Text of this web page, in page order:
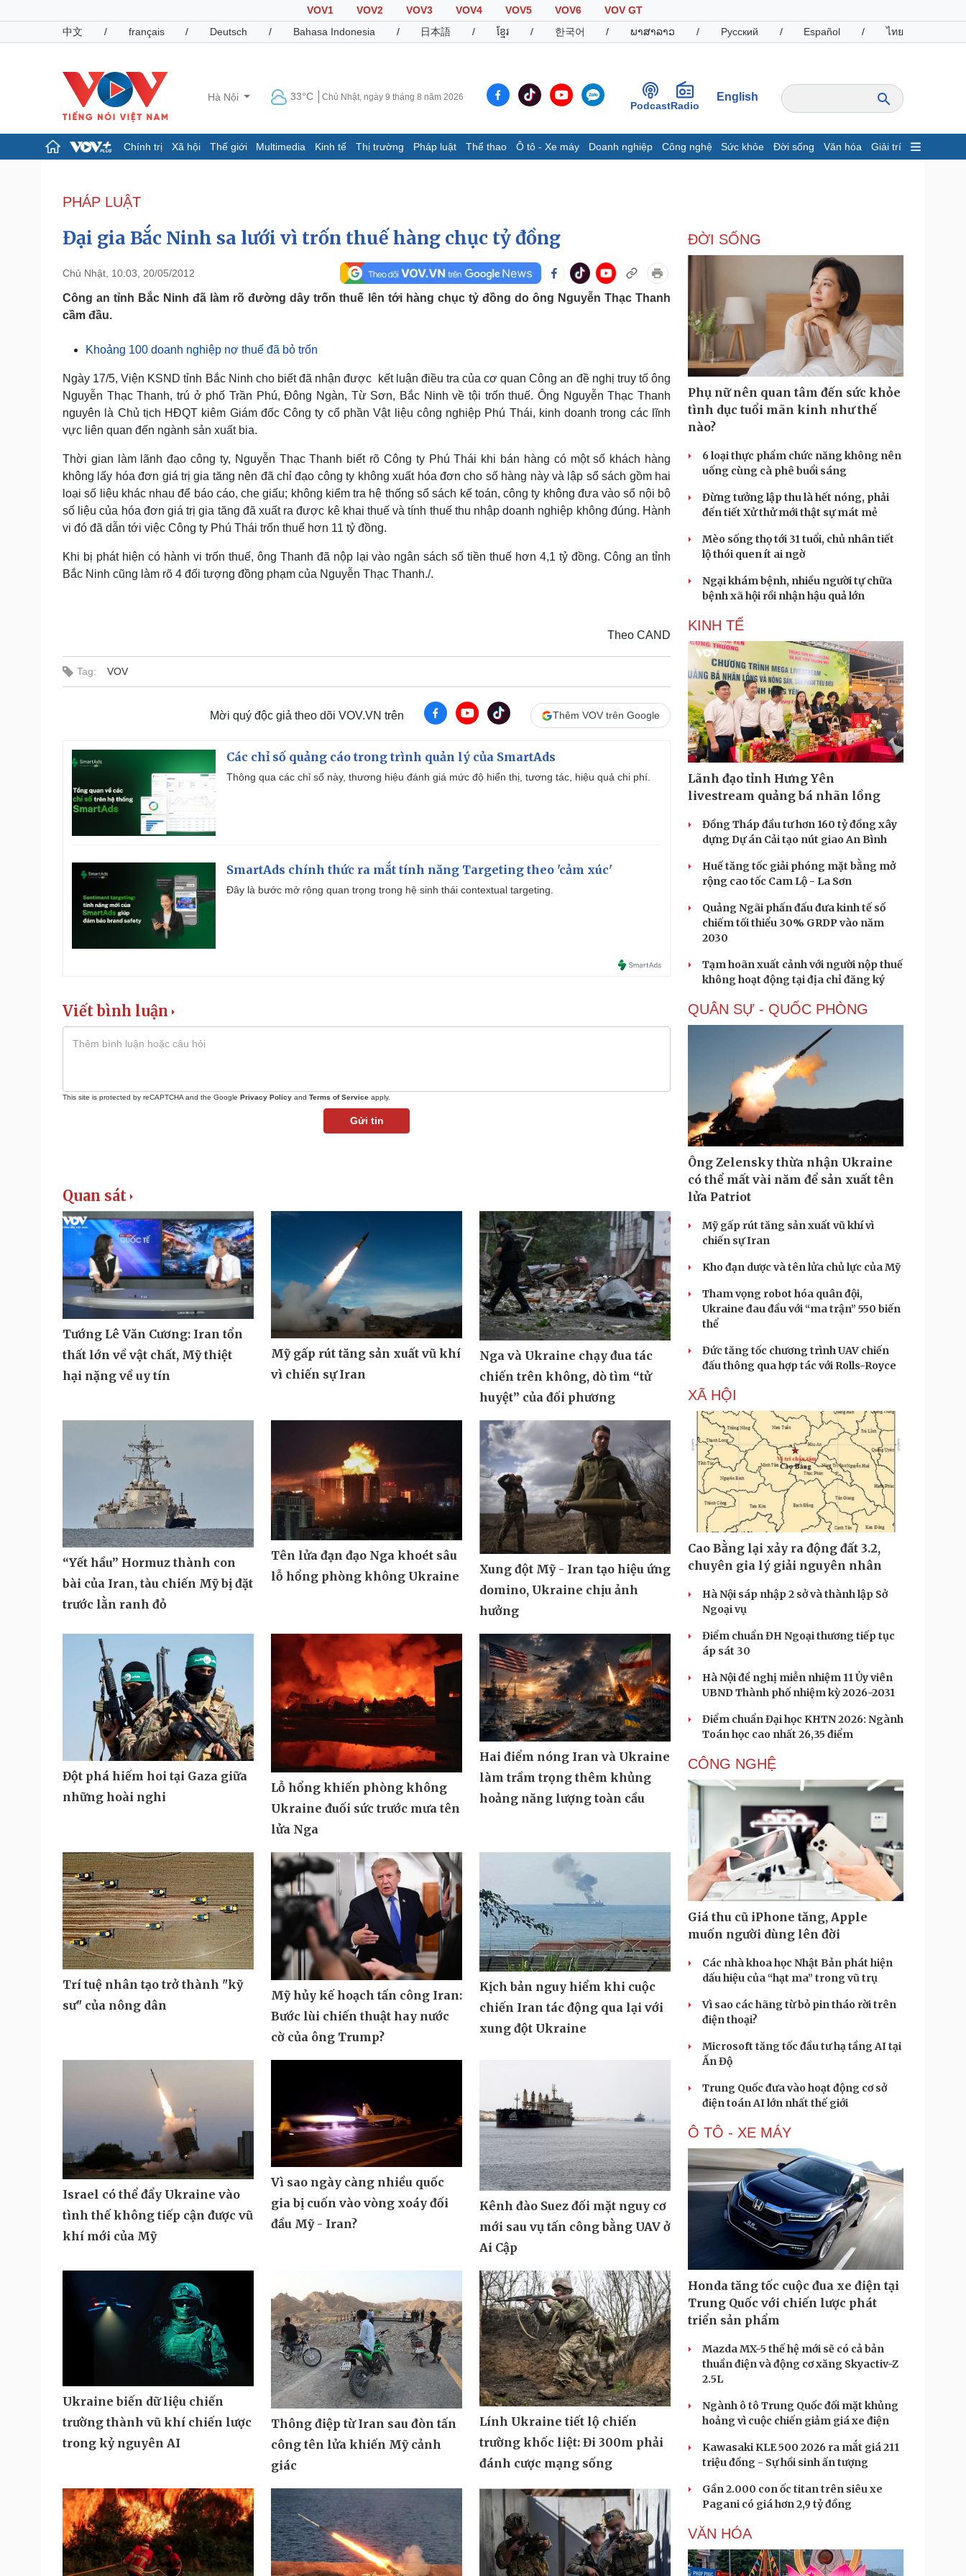
VOV1 VOV2 VOV3 VOV4 VOV5 VOV6
VOV GT
中文
/ français / Deutsch / Bahasa Indonesia / 日本語 / ខ្មែរ / 한국어 / ພາສາລາວ / Русский / Español / ไทย
Hà Nội 33°C Chủ Nhật, ngày 9 tháng 8 năm 2026
PodcastRadio
English
Chính trị Xã hội Thế giới Multimedia Kinh tế Thị trường Pháp luật Thể thao Ô tô - Xe máy Doanh nghiệp Công nghệ Sức khỏe Đời sống Văn hóa Giải trí
Đảng
Tổ chức nhân sự
Nhận diện sự thật
Dấu ấn VOV
E-Magazine
Infographic
Giá cà phê
Pháp luật
Vụ án
Tư vấn luật
Quân sự - Quốc phòng
Phân tích
Thể thao
Hậu trường
Ô tô - Xe máy
Doanh nghiệp
Thông tin doanh nghiệp
Doanh nghiệp 24h
Vì cộng đồng
Công nghệ
Sành điệu
Tin Công nghệ
Trải nghiệm
Chuyển đổi số
Sức khỏe
Dinh dưỡng - món ngon
Cây thuốc
Nhi khoa
Nam khoa
Làm đẹp - giảm cân
Phòng mạch online
Ăn sạch sống khỏe
Đời sống
Nhà đẹp
Blog
Văn hóa
Sân khấu - Điện ảnh
Di sản
Giải trí
Nghệ sĩ
Du lịch
Tư vấn
Podcast
Cửa sổ tình yêu
Kể chuyện cho bé
Hạt giống tâm hồn
Cải chính
PHÁP LUẬT
Đại gia Bắc Ninh sa lưới vì trốn thuế hàng chục tỷ đồng
Chủ Nhật, 10:03, 20/05/2012
Công an tỉnh Bắc Ninh đã làm rõ đường dây trốn thuế lên tới hàng chục tỷ đồng do ông Nguyễn Thạc Thanh
cầm đầu.
Khoảng 100 doanh nghiệp nợ thuế đã bỏ trốn
Ngày 17/5, Viện KSND tỉnh Bắc Ninh cho biết đã nhận được kết luận điều tra của cơ quan Công an đề nghị truy tố ông
Nguyễn Thạc Thanh, trú ở phố Trần Phú, Đông Ngàn, Từ Sơn, Bắc Ninh về tội trốn thuế. Ông Nguyễn Thạc Thanh
nguyên là Chủ tịch HĐQT kiêm Giám đốc Công ty cổ phần Vật liệu công nghiệp Phú Thái, kinh doanh trong các lĩnh
vực liên quan đến ngành sản xuất bia.
Thời gian làm lãnh đạo công ty, Nguyễn Thạc Thanh biết rõ Công ty Phú Thái khi bán hàng có một số khách hàng
không lấy hóa đơn giá trị gia tăng nên đã chỉ đạo công ty không xuất hóa đơn cho số hàng này và lập sổ sách gồm hai
loại số liệu khác nhau để báo cáo, che giấu; không kiểm tra hệ thống sổ sách kế toán, công ty không đưa vào sổ nội bộ
số liệu của hóa đơn giá trị gia tăng đã xuất ra được kê khai thuế và tính thuế thu nhập doanh nghiệp không đúng. Hành
vi đó đã dẫn tới việc Công ty Phú Thái trốn thuế hơn 11 tỷ đồng.
Khi bị phát hiện có hành vi trốn thuế, ông Thanh đã nộp lại vào ngân sách số tiền thuế hơn 4,1 tỷ đồng. Công an tỉnh
Bắc Ninh cũng làm rõ 4 đối tượng đồng phạm của Nguyễn Thạc Thanh./.
Theo CAND
Tag: VOV
Mời quý độc giả theo dõi VOV.VN trên Thêm VOV trên Google
Các chỉ số quảng cáo trong trình quản lý của SmartAds
Thông qua các chỉ số này, thương hiệu đánh giá mức độ hiển thị, tương tác, hiệu quả chi phí.
SmartAds chính thức ra mắt tính năng Targeting theo 'cảm xúc'
Đây là bước mở rộng quan trọng trong hệ sinh thái contextual targeting.
Viết bình luận
This site is protected by reCAPTCHA and the Google Privacy Policy and Terms of Service apply.
Gửi tin
Quan sát
Tướng Lê Văn Cương: Iran tổn
thất lớn về vật chất, Mỹ thiệt
hại nặng về uy tín
Mỹ gấp rút tăng sản xuất vũ khí
vì chiến sự Iran
Nga và Ukraine chạy đua tác
chiến trên không, dò tìm “tử
huyệt” của đối phương
“Yết hầu” Hormuz thành con
bài của Iran, tàu chiến Mỹ bị đặt
trước lằn ranh đỏ
Tên lửa đạn đạo Nga khoét sâu
lỗ hổng phòng không Ukraine
Xung đột Mỹ - Iran tạo hiệu ứng
domino, Ukraine chịu ảnh
hưởng
Đột phá hiếm hoi tại Gaza giữa
những hoài nghi
Lỗ hổng khiến phòng không
Ukraine đuối sức trước mưa tên
lửa Nga
Hai điểm nóng Iran và Ukraine
làm trầm trọng thêm khủng
hoảng năng lượng toàn cầu
Trí tuệ nhân tạo trở thành "kỹ
sư" của nông dân
Mỹ hủy kế hoạch tấn công Iran:
Bước lùi chiến thuật hay nước
cờ của ông Trump?
Kịch bản nguy hiểm khi cuộc
chiến Iran tác động qua lại với
xung đột Ukraine
Israel có thể đẩy Ukraine vào
tình thế không tiếp cận được vũ
khí mới của Mỹ
Vì sao ngày càng nhiều quốc
gia bị cuốn vào vòng xoáy đối
đầu Mỹ - Iran?
Kênh đào Suez đối mặt nguy cơ
mới sau vụ tấn công bằng UAV ở
Ai Cập
Ukraine biến dữ liệu chiến
trường thành vũ khí chiến lược
trong kỷ nguyên AI
Thông điệp từ Iran sau đòn tấn
công tên lửa khiến Mỹ cảnh
giác
Lính Ukraine tiết lộ chiến
trường khốc liệt: Đi 300m phải
đánh cược mạng sống
ĐỜI SỐNG
Phụ nữ nên quan tâm đến sức khỏe
tình dục tuổi mãn kinh như thế
nào?
6 loại thực phẩm chức năng không nên
uống cùng cà phê buổi sáng
Đừng tưởng lập thu là hết nóng, phải
đến tiết Xử thử mới thật sự mát mẻ
Mèo sống thọ tới 31 tuổi, chủ nhân tiết
lộ thói quen ít ai ngờ
Ngại khám bệnh, nhiều người tự chữa
bệnh xã hội rồi nhận hậu quả lớn
KINH TẾ
Lãnh đạo tỉnh Hưng Yên
livestream quảng bá nhãn lồng
Đồng Tháp đầu tư hơn 160 tỷ đồng xây
dựng Dự án Cải tạo nút giao An Bình
Huế tăng tốc giải phóng mặt bằng mở
rộng cao tốc Cam Lộ - La Sơn
Quảng Ngãi phấn đấu đưa kinh tế số
chiếm tối thiểu 30% GRDP vào năm
2030
Tạm hoãn xuất cảnh với người nộp thuế
không hoạt động tại địa chỉ đăng ký
QUÂN SỰ - QUỐC PHÒNG
Ông Zelensky thừa nhận Ukraine
có thể mất vài năm để sản xuất tên
lửa Patriot
Mỹ gấp rút tăng sản xuất vũ khí vì
chiến sự Iran
Kho đạn dược và tên lửa chủ lực của Mỹ
Tham vọng robot hóa quân đội,
Ukraine đau đầu với “ma trận” 550 biến
thể
Đức tăng tốc chương trình UAV chiến
đấu thông qua hợp tác với Rolls-Royce
XÃ HỘI
Cao Bằng lại xảy ra động đất 3.2,
chuyên gia lý giải nguyên nhân
Hà Nội sáp nhập 2 sở và thành lập Sở
Ngoại vụ
Điểm chuẩn ĐH Ngoại thương tiếp tục
áp sát 30
Hà Nội đề nghị miễn nhiệm 11 Ủy viên
UBND Thành phố nhiệm kỳ 2026-2031
Điểm chuẩn Đại học KHTN 2026: Ngành
Toán học cao nhất 26,35 điểm
CÔNG NGHỆ
Giá thu cũ iPhone tăng, Apple
muốn người dùng lên đời
Các nhà khoa học Nhật Bản phát hiện
dấu hiệu của “hạt ma” trong vũ trụ
Vì sao các hãng từ bỏ pin tháo rời trên
điện thoại?
Microsoft tăng tốc đầu tư hạ tầng AI tại
Ấn Độ
Trung Quốc đưa vào hoạt động cơ sở
điện toán AI lớn nhất thế giới
Ô TÔ - XE MÁY
Honda tăng tốc cuộc đua xe điện tại
Trung Quốc với chiến lược phát
triển sản phẩm
Mazda MX-5 thế hệ mới sẽ có cả bản
thuần điện và động cơ xăng Skyactiv-Z
2.5L
Ngành ô tô Trung Quốc đối mặt khủng
hoảng vì cuộc chiến giảm giá xe điện
Kawasaki KLE 500 2026 ra mắt giá 211
triệu đồng - Sự hồi sinh ấn tượng
Gần 2.000 con ốc titan trên siêu xe
Pagani có giá hơn 2,9 tỷ đồng
VĂN HÓA